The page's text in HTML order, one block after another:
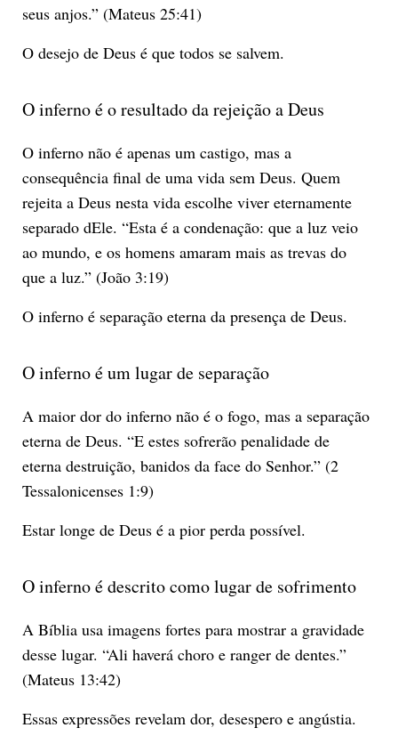
seus anjos.” (Mateus 25:41)
O desejo de Deus é que todos se salvem.
O inferno é o resultado da rejeição a Deus
O inferno não é apenas um castigo, mas a
consequência final de uma vida sem Deus. Quem
rejeita a Deus nesta vida escolhe viver eternamente
separado dEle. “Esta é a condenação: que a luz veio
ao mundo, e os homens amaram mais as trevas do
que a luz.” (João 3:19)
O inferno é separação eterna da presença de Deus.
O inferno é um lugar de separação
A maior dor do inferno não é o fogo, mas a separação
eterna de Deus. “E estes sofrerão penalidade de
eterna destruição, banidos da face do Senhor.” (2
Tessalonicenses 1:9)
Estar longe de Deus é a pior perda possível.
O inferno é descrito como lugar de sofrimento
A Bíblia usa imagens fortes para mostrar a gravidade
desse lugar. “Ali haverá choro e ranger de dentes.”
(Mateus 13:42)
Essas expressões revelam dor, desespero e angústia.